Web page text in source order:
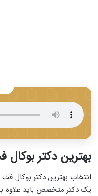
بهترین دکتر
انتخاب بهترین دکتر بوکال
یک دکتر متخصص باید علاوه